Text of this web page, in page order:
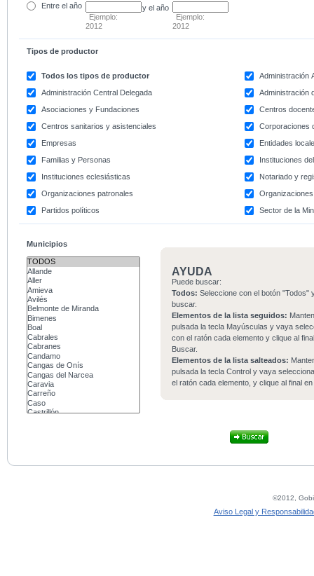
Entre el año
Ejemplo:
2012
y el año
Ejemplo:
2012
Tipos de productor
Todos los tipos de productor
Administración
Administración Central Delegada
Administración
Asociaciones y Fundaciones
Centros
Centros sanitarios y asistenciales
Corporaciones
Empresas
Entidades
Familias y Personas
Instituciones
Instituciones eclesiásticas
Notariado y
Organizaciones patronales
Partidos políticos
Sector de la
Municipios
AYUDA
Puede buscar:
Todos: Seleccione con el botón "Todos"
buscar.
Elementos de la lista seguidos:
pulsada la tecla Mayúsculas y vaya
con el ratón cada elemento y clique al
Buscar.
Elementos de la lista salteados:
pulsada la tecla Control y vaya
el ratón cada elemento, y clique al final
©2012,
Aviso Legal y